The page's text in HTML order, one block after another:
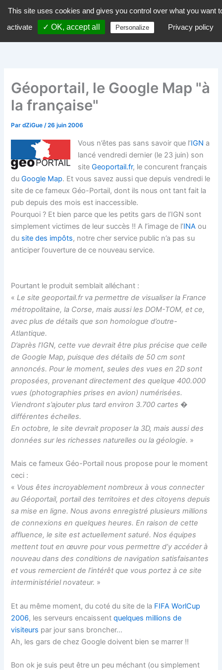
contenu
dZiGue
Géoportail, le Google Map "à
la française"
PardZiGue/26 juin 2006
Vous n’êtes pas sans savoir que l’IGN a
lancé vendredi dernier (le 23 juin) son
siteGeoportail.fr, le concurent français
duGoogle Map. Et vous savez aussi que depuis vendredi le
site de ce fameux Géo-Portail, dont ils nous ont tant fait la
pub depuis des mois est inaccessible.
Pourquoi ? Et bien parce que les petits gars de l’IGN sont
simplement victimes de leur succès !! A l’image de l’INA ou
du site des impôts, notre cher service public n’a pas su
anticiper l’ouverture de ce nouveau service.
Pourtant le produit semblait alléchant :
«Le site geoportail.fr va permettre de visualiser la France
métropolitaine, la Corse, mais aussi les DOM-TOM, et ce,
avec plus de détails que son homologue d’outre-
Atlantique.
D’après l’IGN, cette vue devrait être plus précise que celle
de Google Map, puisque des détails de 50 cm sont
annoncés. Pour le moment, seules des vues en 2D sont
proposées, provenant directement des quelque 400.000
vues (photographies prises en avion) numérisées.
Viendront s’ajouter plus tard environ 3.700 cartes �
différentes échelles.
En octobre, le site devrait proposer la 3D, mais aussi des
données sur les richesses naturelles ou la géologie. »
Mais ce fameux Géo-Portail nous propose pour le moment
ceci :
« Vous êtes incroyablement nombreux à vous connecter
au Géoportail, portail des territoires et des citoyens depuis
sa mise en ligne. Nous avons enregistré plusieurs millions
de connexions en quelques heures. En raison de cette
affluence, le site est actuellement saturé. Nos équipes
mettent tout en œuvre pour vous permettre d’y accéder à
nouveau dans des conditions de navigation satisfaisantes
et vous remercient de l’intérêt que vous portez à ce site
interministériel novateur. »
Et au même moment, du coté du site de la FIFA WorlCup
2006, les serveurs encaissentquelques millions de
visiteurs par jour sans broncher…
Ah, les gars de chez Google doivent bien se marrer !!
Bon ok je suis peut être un peu méchant (ou simplement
This site uses cookies and gives you control over what you want
activate
✓ OK, accept all Personalize Privacy policy